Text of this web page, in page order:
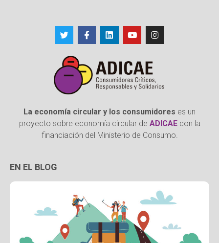
La economía circular y los consumidores es un
proyecto sobre economía circular de ADICAEcon la
financiación del Ministerio de Consumo.
EN EL BLOG